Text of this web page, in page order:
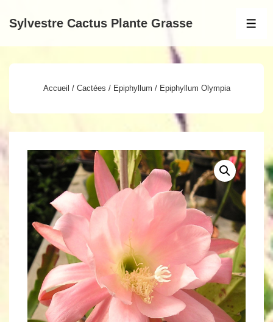
passer
Sylvestre Cactus Plante Grasse
Accueil / Cactées / Epiphyllum / Epiphyllum Olympia